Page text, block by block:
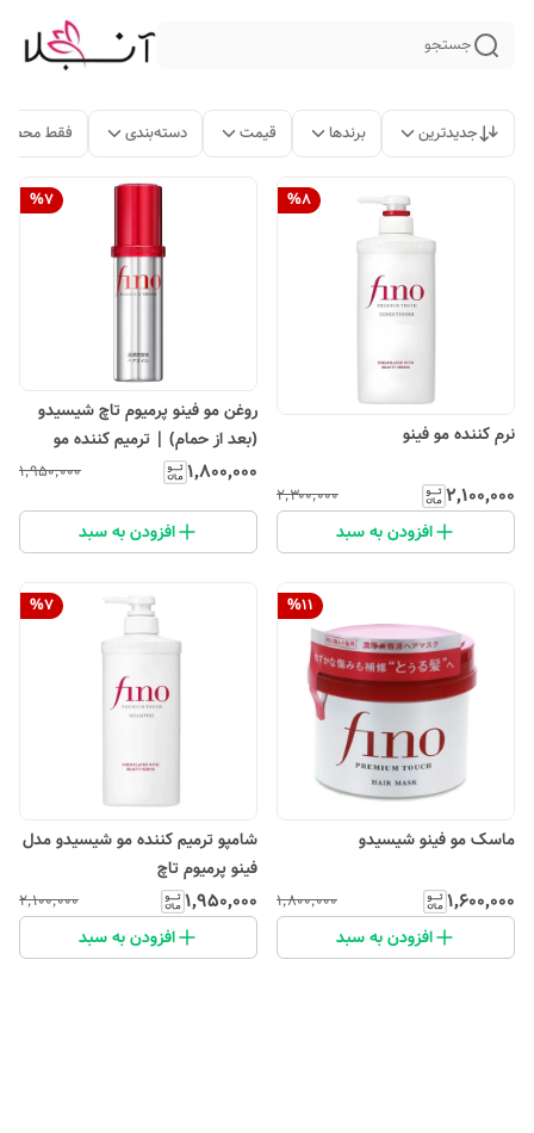
جستجو
جدیدترین برندها قیمت دسته‌بندی فقط
%8
نرم کننده مو فینو
۲٬۱۰۰٬۰۰۰ ۲٬۳۰۰٬۰۰۰
افزودن به سبد
%7
روغن مو فینو پرمیوم تاچ شیسیدو
(بعد از حمام) | ترمیم کننده مو
۱٬۸۰۰٬۰۰۰ ۱٬۹۵۰٬۰۰۰
افزودن به سبد
%11
ماسک مو فینو شیسیدو
۱٬۶۰۰٬۰۰۰ ۱٬۸۰۰٬۰۰۰
افزودن به سبد
%7
شامپو ترمیم کننده مو شیسیدو مدل
فینو پرمیوم تاچ
۱٬۹۵۰٬۰۰۰ ۲٬۱۰۰٬۰۰۰
افزودن به سبد